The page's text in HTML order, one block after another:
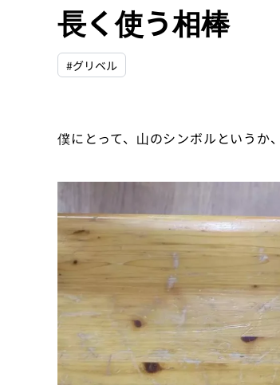
長く使う相棒
#グリベル
僕にとって、山のシンボルというか